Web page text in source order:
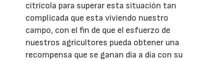
citrícola para superar esta situación tan
complicada que esta viviendo nuestro
campo, con el fin de que el esfuerzo de
nuestros agricultores pueda obtener una
recompensa que se ganan día a día con su